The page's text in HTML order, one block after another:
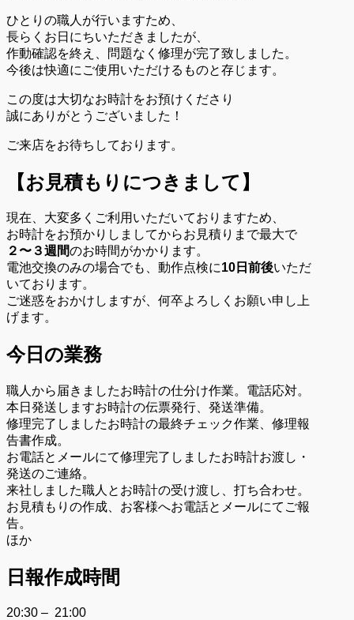
ひとりの職人が行いますため、
長らくお日にちいただきましたが、
作動確認を終え、問題なく修理が完了致しました。
今後は快適にご使用いただけるものと存じます。
この度は大切なお時計をお預けくださり
誠にありがとうございました！
ご来店をお待ちしております。
【お見積もりにつきまして】
現在、大変多くご利用いただいておりますため、
お時計をお預かりしましてからお見積りまで最大で
２〜３週間のお時間がかかります。
電池交換のみの場合でも、動作点検に10日前後いただ
いております。
ご迷惑をおかけしますが、何卒よろしくお願い申し上
げます。
今日の業務
職人から届きましたお時計の仕分け作業。電話応対。
本日発送しますお時計の伝票発行、発送準備。
修理完了しましたお時計の最終チェック作業、修理報
告書作成。
お電話とメールにて修理完了しましたお時計お渡し・
発送のご連絡。
来社しました職人とお時計の受け渡し、打ち合わせ。
お見積もりの作成、お客様へお電話とメールにてご報
告。
ほか
日報作成時間
20:30 – 21:00